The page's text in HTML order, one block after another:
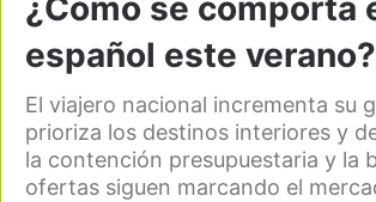
¿Cómo se comporta
español este verano?
El viajero nacional incrementa su
prioriza los destinos interiores y
la contención presupuestaria y la
ofertas siguen marcando el